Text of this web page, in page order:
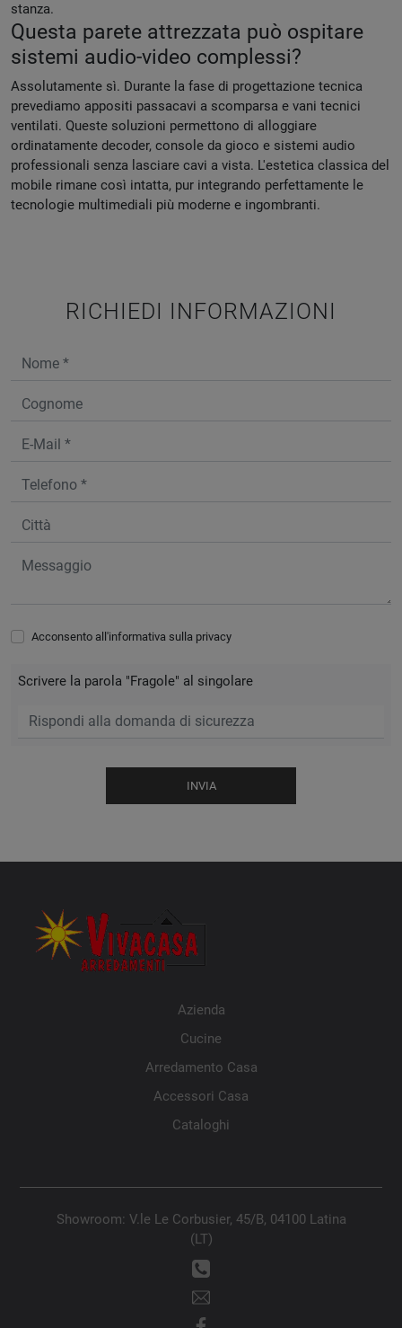
stanza.
Questa parete attrezzata può ospitare
sistemi audio-video complessi?
Assolutamente sì. Durante la fase di progettazione tecnica
prevediamo appositi passacavi a scomparsa e vani tecnici
ventilati. Queste soluzioni permettono di alloggiare
ordinatamente decoder, console da gioco e sistemi audio
professionali senza lasciare cavi a vista. L'estetica classica del
mobile rimane così intatta, pur integrando perfettamente le
tecnologie multimediali più moderne e ingombranti.
RICHIEDI INFORMAZIONI
Acconsento all'informativa sulla privacy
Scrivere la parola "Fragole" al singolare
INVIA
Azienda
Cucine
Arredamento Casa
Accessori Casa
Cataloghi
Showroom: V.le Le Corbusier, 45/B, 04100 Latina
(LT)